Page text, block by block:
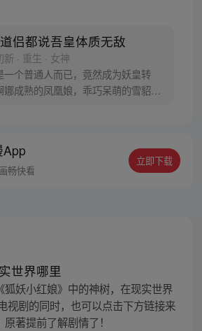
侣都说吾皇体质无敌
新 · 重生 · 女神
一个普通人而已，竟然成为妖皇转
娜成熟的凤凰娘，乖巧呆萌的雪貂
畅快看
立即下载
世界哪里
狐妖小红娘》中的神树，在现实世界
视剧的同时，也可以点击下方链接来
著提前了解剧情了！